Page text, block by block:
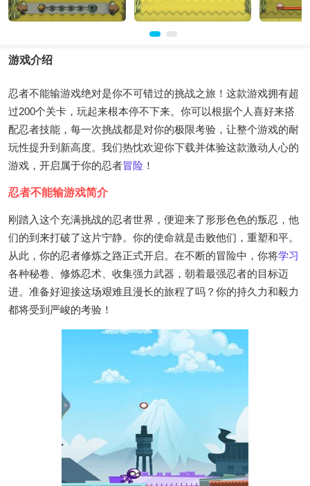
游戏介绍
忍者不能输游戏绝对是你不可错过的挑战之旅！这款游戏拥有超
过200个关卡，玩起来根本停不下来。你可以根据个人喜好来搭
配忍者技能，每一次挑战都是对你的极限考验，让整个游戏的耐
玩性提升到新高度。我们热忱欢迎你下载并体验这款激动人心的
游戏，开启属于你的忍者冒险 ！
忍者不能输游戏简介
刚踏入这个充满挑战的忍者世界，便迎来了形形色色的叛忍，他
们的到来打破了这片宁静。你的使命就是击败他们，重塑和平。
从此，你的忍者修炼之路正式开启。在不断的冒险中，你将学习
各种秘卷、修炼忍术、收集强力武器，朝着最强忍者的目标迈
进。准备好迎接这场艰难且漫长的旅程了吗？你的持久力和毅力
都将受到严峻的考验！